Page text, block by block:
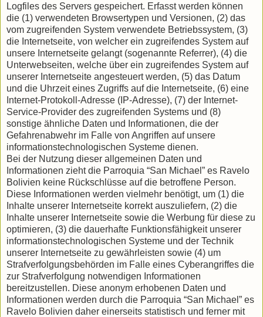
Logfiles des Servers gespeichert. Erfasst werden können
die (1) verwendeten Browsertypen und Versionen, (2) das
vom zugreifenden System verwendete Betriebssystem, (3)
die Internetseite, von welcher ein zugreifendes System auf
unsere Internetseite gelangt (sogenannte Referrer), (4) die
Unterwebseiten, welche über ein zugreifendes System auf
unserer Internetseite angesteuert werden, (5) das Datum
und die Uhrzeit eines Zugriffs auf die Internetseite, (6) eine
Internet-Protokoll-Adresse (IP-Adresse), (7) der Internet-
Service-Provider des zugreifenden Systems und (8)
sonstige ähnliche Daten und Informationen, die der
Gefahrenabwehr im Falle von Angriffen auf unsere
informationstechnologischen Systeme dienen.
Bei der Nutzung dieser allgemeinen Daten und
Informationen zieht die Parroquia “San Michael” es Ravelo
Bolivien keine Rückschlüsse auf die betroffene Person.
Diese Informationen werden vielmehr benötigt, um (1) die
Inhalte unserer Internetseite korrekt auszuliefern, (2) die
Inhalte unserer Internetseite sowie die Werbung für diese zu
optimieren, (3) die dauerhafte Funktionsfähigkeit unserer
informationstechnologischen Systeme und der Technik
unserer Internetseite zu gewährleisten sowie (4) um
Strafverfolgungsbehörden im Falle eines Cyberangriffes die
zur Strafverfolgung notwendigen Informationen
bereitzustellen. Diese anonym erhobenen Daten und
Informationen werden durch die Parroquia “San Michael” es
Ravelo Bolivien daher einerseits statistisch und ferner mit